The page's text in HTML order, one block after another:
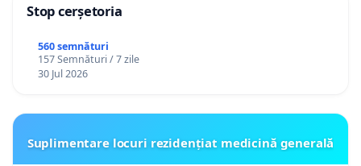
Stop cerșetoria
560 semnături
157 Semnături / 7 zile
30 Jul 2026
Suplimentare locuri rezidențiat medicină generală